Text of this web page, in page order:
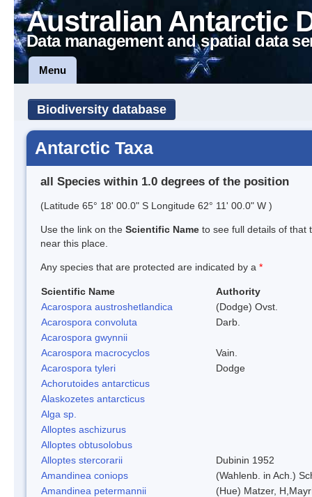
Australian Antarctic
Data management and spatial data
Menu
Biodiversity database
Antarctic Taxa
all Species within 1.0 degrees of the position
(Latitude 65° 18' 00.0" S Longitude 62° 11' 00.0" W )
Use the link on the Scientific Name to see full details of that
near this place.
Any species that are protected are indicated by a *
Scientific Name
Authority
Acarospora austroshetlandica
(Dodge) Ovst.
Acarospora convoluta
Darb.
Acarospora gwynnii
Acarospora macrocyclos
Vain.
Acarospora tyleri
Dodge
Achorutoides antarcticus
Alaskozetes antarcticus
Alga sp.
Alloptes aschizurus
Alloptes obtusolobus
Alloptes stercorarii
Dubinin 1952
Amandinea coniops
(Wahlenb. in Ach.)
Amandinea petermannii
(Hue) Matzer,